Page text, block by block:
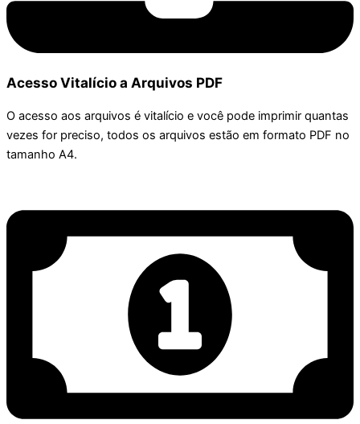
Acesso Vitalício a Arquivos PDF
O acesso aos arquivos é vitalício e você pode imprimir quantas
vezes for preciso, todos os arquivos estão em formato PDF no
tamanho A4.